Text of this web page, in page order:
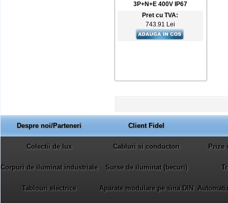
3P+N+E 400V IP67
Pret cu TVA:
743.91 Lei
Despre noi/Parteneri Client Fidel
Colectii de lux Cabluri si conductori Prize
Corpuri de iluminat industriale Surse de iluminat (becuri)
Tablouri electrice Aparate modulare pe sina DIN